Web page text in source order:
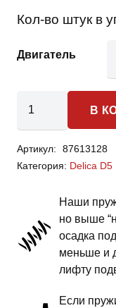
Кол-во штук в
Двигатель
товара
Delica
D5
пружины
передней
подвески
дюйм
В
Артикул:
87613128
Категория: Delica D5
Наши
но выше
осадка
меньше и
лифту
Если